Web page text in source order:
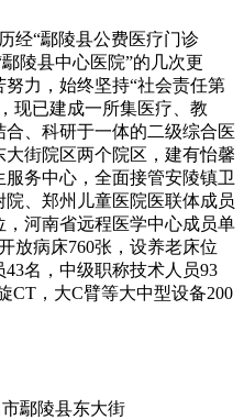
经“鄢陵县公费医疗门诊
陵县中心医院”的几次更
力，始终坚持“社会责任第
现已建成一所集医疗、教
、科研于一体的二级综合医
街院区两个院区，建有怡馨
务中心，全面接管安陵镇卫
、郑州儿童医院医联体成员
河南省远程医学中心成员单
放病床760张，设养老床位
名，中级职称技术人员93
CT，大C臂等大中型设备200
鄢陵县东大街